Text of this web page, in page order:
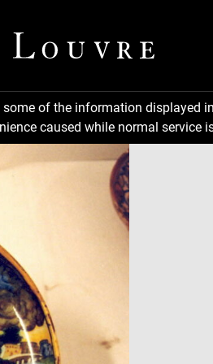
of the information displayed
caused while normal service